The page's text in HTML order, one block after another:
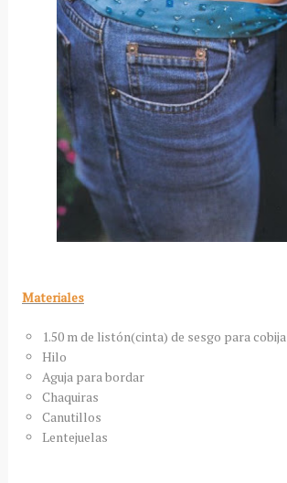
Materiales
1.50 m de listón(cinta) de sesgo para cobija
Hilo
Aguja para bordar
Chaquiras
Canutillos
Lentejuelas